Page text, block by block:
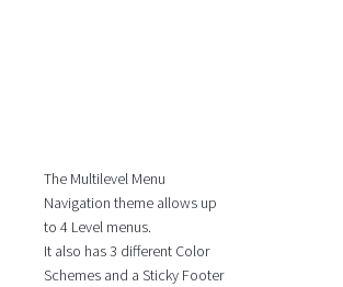
The Multilevel Menu
Navigation theme allows up
to 4 Level menus.
It also has 3 different Color
Schemes and a Sticky Footer